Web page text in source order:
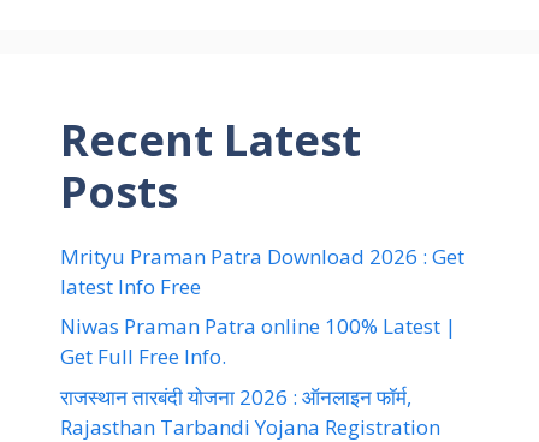
Recent Latest
Posts
Mrityu Praman Patra Download 2026 : Get
latest Info Free
Niwas Praman Patra online 100% Latest |
Get Full Free Info.
राजस्थान तारबंदी योजना 2026 : ऑनलाइन फॉर्म,
Rajasthan Tarbandi Yojana Registration